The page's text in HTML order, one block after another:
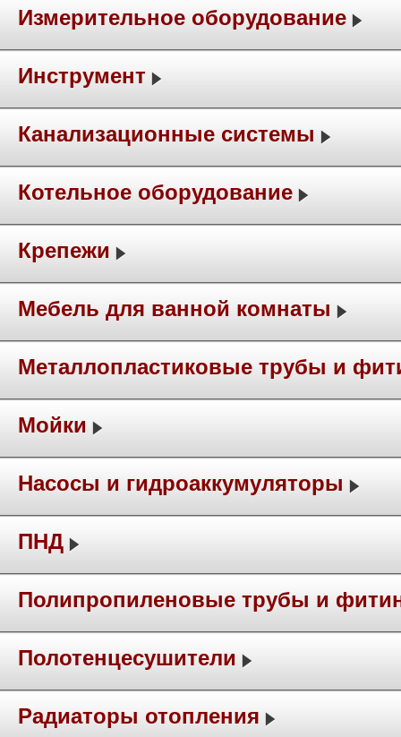
Измерительное оборудование
Инструмент
Канализационные системы
Котельное оборудование
Крепежи
Мебель для ванной комнаты
Металлопластиковые трубы и
Мойки
Насосы и гидроаккумуляторы
ПНД
Полипропиленовые трубы и
Полотенцесушители
Радиаторы отопления